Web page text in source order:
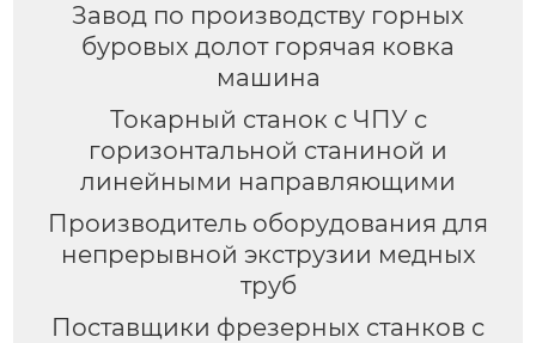
Завод по производству горных
буровых долот горячая ковка
машина
Токарный станок с ЧПУ с
горизонтальной станиной и
линейными направляющими
Производитель оборудования для
непрерывной экструзии медных
труб
Поставщики фрезерных станков с